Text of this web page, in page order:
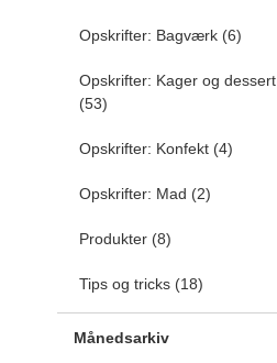
Opskrifter: Bagværk (6)
Opskrifter: Kager og dessert
(53)
Opskrifter: Konfekt (4)
Opskrifter: Mad (2)
Produkter (8)
Tips og tricks (18)
Månedsarkiv